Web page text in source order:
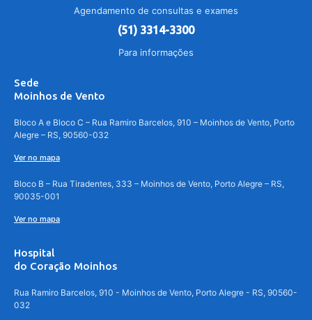
Agendamento de consultas e exames
(51) 3314-3300
Para informações
Sede
Moinhos de Vento
Bloco A e Bloco C – Rua Ramiro Barcelos, 910 – Moinhos de Vento, Porto
Alegre – RS, 90560-032
Ver no mapa
Bloco B – Rua Tiradentes, 333 – Moinhos de Vento, Porto Alegre – RS,
90035-001
Ver no mapa
Hospital
do Coração Moinhos
Rua Ramiro Barcelos, 910 - Moinhos de Vento, Porto Alegre - RS, 90560-
032